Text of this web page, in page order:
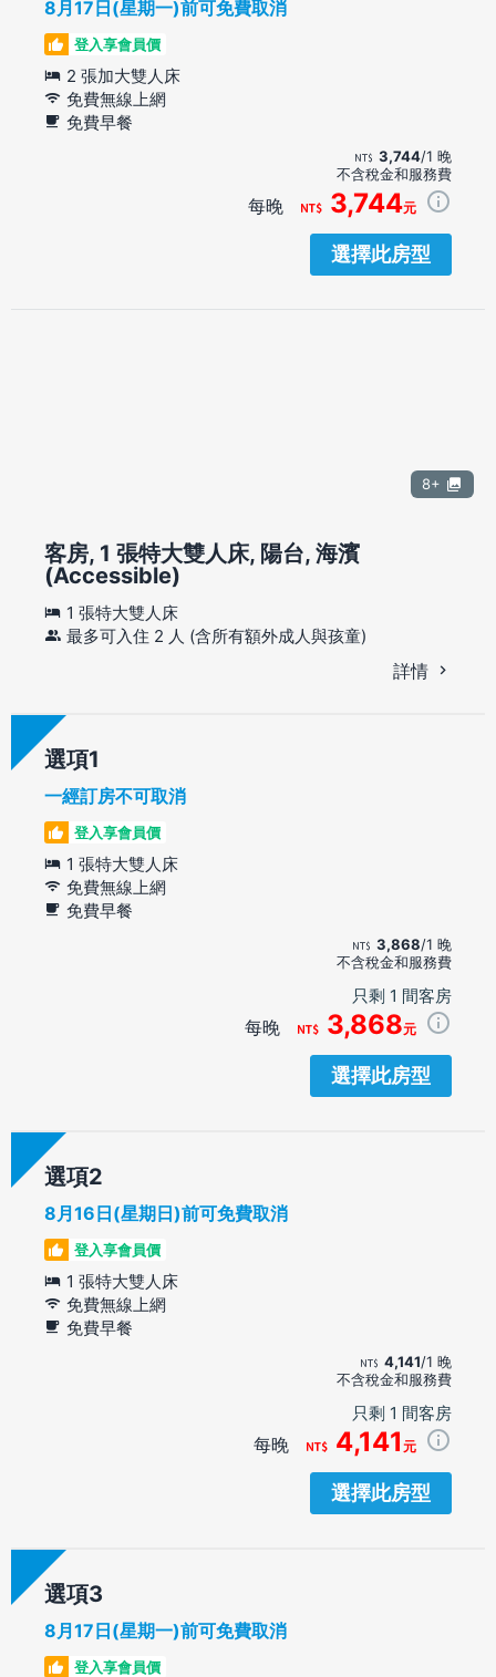
8月17日(星期一)前可免費取消
登入享會員價
2 張加大雙人床
免費無線上網
免費早餐
3,744/1 晚
不含稅金和服務費
每晚 3,744元
選擇此房型
8+
客房, 1 張特大雙人床, 陽台, 海濱
(Accessible)
1 張特大雙人床
最多可入住 2 人 (含所有額外成人與孩童)
詳情
選項
一經訂房不可取消
登入享會員價
1 張特大雙人床
免費無線上網
免費早餐
3,868/1 晚
不含稅金和服務費
只剩 1 間客房
每晚 3,868元
選擇此房型
選項
8月16日(星期日)前可免費取消
登入享會員價
1 張特大雙人床
免費無線上網
免費早餐
4,141/1 晚
不含稅金和服務費
只剩 1 間客房
每晚 4,141 元
選擇此房型
選項
8月17日(星期一)前可免費取消
登入享會員價